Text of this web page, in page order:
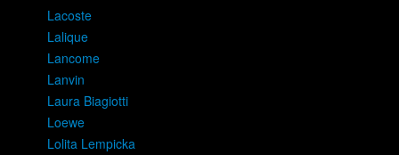
Lacoste
Lalique
Lancome
Lanvin
Laura Biagiotti
Loewe
Lolita Lempicka